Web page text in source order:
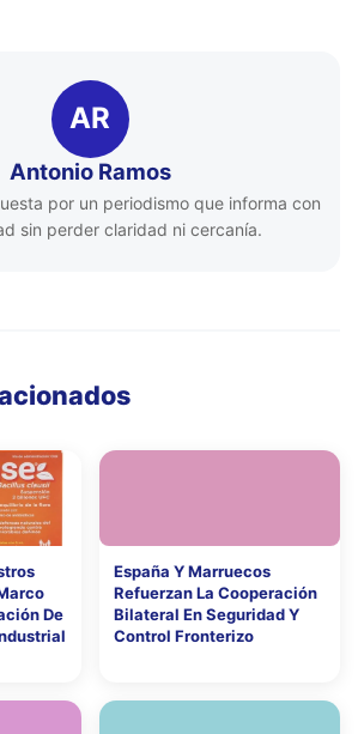
AR
Antonio Ramos
por un periodismo que informa con
sin perder claridad ni cercanía.
De
España Y Marruecos
Refuerzan La Cooperación
Bilateral En Seguridad Y
Control Fronterizo